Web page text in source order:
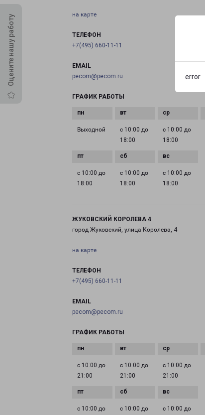
error
Оцените нашу работу на карте
ТЕЛЕФОН
+7(495) 660-11-11
EMAIL
pecom@pecom.ru
ГРАФИК РАБОТЫ
Выходной
с 10:00 до
18:00
с 10:00 до
18:00
с 10:00 до
18:00
с 10:00 до
18:00
с 10:00 до
18:00
ЖУКОВСКИЙ КОРОЛЕВА 4
город Жуковский, улица Королева, 4
на карте
ТЕЛЕФОН
+7(495) 660-11-11
EMAIL
pecom@pecom.ru
ГРАФИК РАБОТЫ
с 10:00 до
21:00
с 10:00 до
21:00
с 10:00 до
21:00
с 10:00 до
с 10:00 до
с 10:00 до